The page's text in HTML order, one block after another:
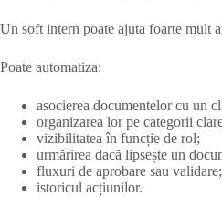
Un soft intern poate ajuta foarte mult
Poate automatiza:
asocierea documentelor cu un
organizarea lor pe categorii
vizibilitatea în funcție de rol;
urmărirea dacă lipsește un
fluxuri de aprobare sau validare;
istoricul acțiunilor.